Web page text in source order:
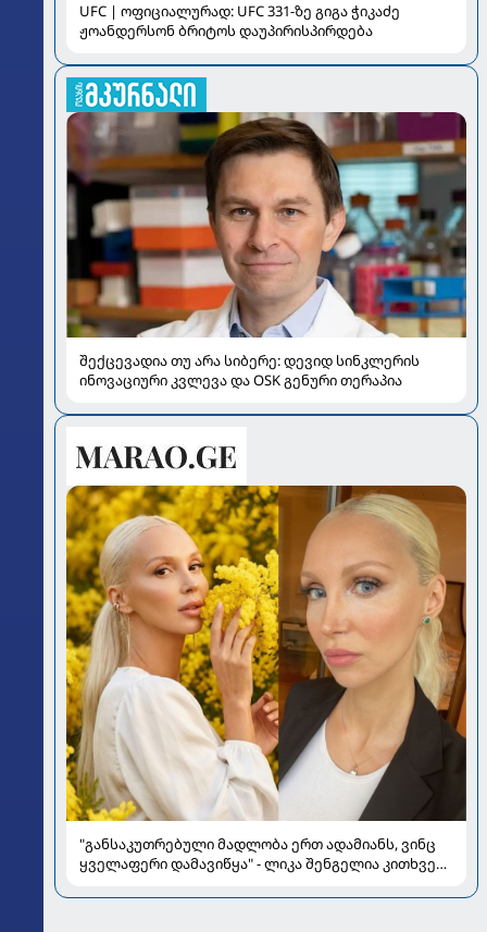
UFC | ოფიციალურად: UFC 331-ზე გიგა ჭიკაძე
ჟოანდერსონ ბრიტოს დაუპირისპირდება
შექცევადია თუ არა სიბერე: დევიდ სინკლერის
ინოვაციური კვლევა და OSK გენური თერაპია
"განსაკუთრებული მადლობა ერთ ადამიანს, ვინც
ყველაფერი დამავიწყა" - ლიკა შენგელია კითხვებს